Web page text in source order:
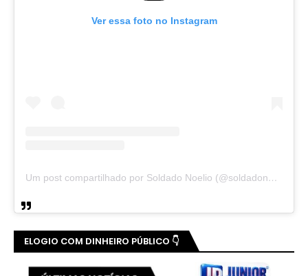
Ver essa foto no Instagram
Um post compartilhado por Soldado Noelio (@soldadonoelio)
ELOGIO COM DINHEIRO PÚBLICO 👇